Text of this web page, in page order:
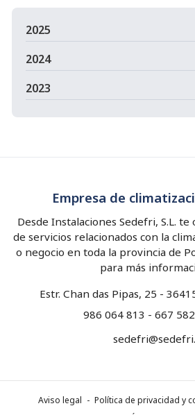
2025
2024
2023
Empresa de
Desde Instalaciones Sedefri, S.L.
de servicios relacionados con la
o negocio en toda la provincia de
para más
Estr. Chan das Pipas, 25 -
986 064 813 - 667
Aviso legal - Política de privacidad y